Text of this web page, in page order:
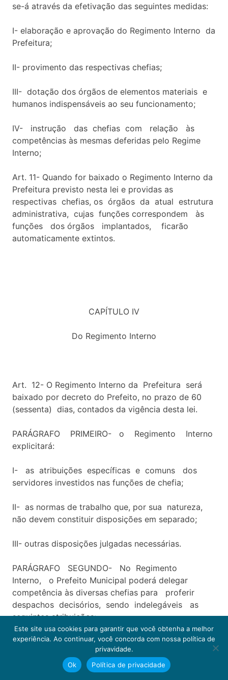
se-á através da efetivação das seguintes medidas:
I- elaboração e aprovação do Regimento Interno da
Prefeitura;
II- provimento das respectivas chefias;
III- dotação dos órgãos de elementos materiais e
humanos indispensáveis ao seu funcionamento;
IV- instrução das chefias com relação às
competências às mesmas deferidas pelo Regime
Interno;
Art. 11- Quando for baixado o Regimento Interno da
Prefeitura previsto nesta lei e providas as
respectivas chefias, os órgãos da atual estrutura
administrativa, cujas funções correspondem às
funções dos órgãos implantados, ficarão
automaticamente extintos.
CAPÍTULO IV
Do Regimento Interno
Art. 12- O Regimento Interno da Prefeitura será
baixado por decreto do Prefeito, no prazo de 60
(sessenta) dias, contados da vigência desta lei.
PARÁGRAFO PRIMEIRO- o Regimento Interno
explicitará:
I- as atribuições específicas e comuns dos
servidores investidos nas funções de chefia;
II- as normas de trabalho que, por sua natureza,
não devem constituir disposições em separado;
III- outras disposições julgadas necessárias.
PARÁGRAFO SEGUNDO- No Regimento
Interno, o Prefeito Municipal poderá delegar
competência às diversas chefias para proferir
despachos decisórios, sendo indelegáveis as
seguintes atribuições:
I- iniciativa, sanção, promulgação e veto de leis;
II- convocação extraordinária da Câmara Municipal;
Este site usa cookies para garantir que você obtenha a melhor
experiência. Ao continuar, você concorda com nossa política de
privavidade.
Ok
Política de privacidade